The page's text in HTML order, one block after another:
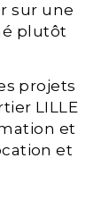
sur une
plutôt
projets
LILLE
et
et